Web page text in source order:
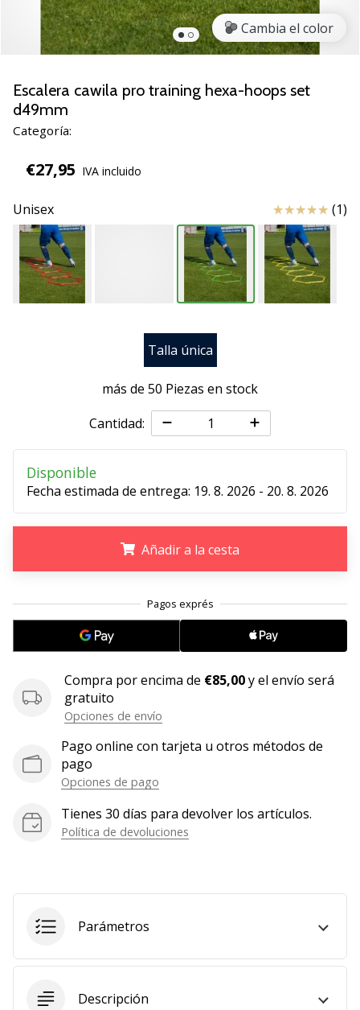
zapatillas
balonmano
Accelerate
NITRO
SQD
5!
las
técnicas
y…
25. 11. 2024
•
Weplayhandball!
jugón?
¡Te
queremos
en
todos
artículos
Cambia el color
Escalera cawila pro training hexa-hoops set
d49mm
Categoría:
€27,95 IVA incluido
Unisex Reseña (1)
Talla única
más de 50 Piezas en stock
Cantidad:
Disponible
Fecha estimada de entrega: 19. 8. 2026 - 20. 8. 2026
Añadir a la cesta
Compra por encima de €85,00y el envío será
gratuito
Opciones de envío
Pago online con tarjeta u otros métodos de
pago
Opciones de pago
Tienes 30 días para devolver los artículos.
Política de devoluciones
Parámetros
Descripción